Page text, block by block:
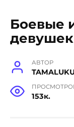
Боевые
девушек
АВТОР
153к.